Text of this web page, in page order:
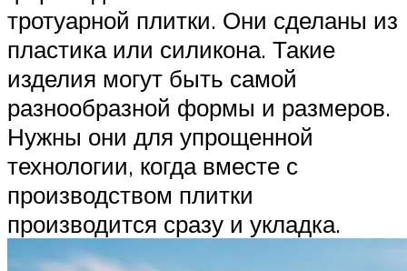
тротуарной плитки. Они сделаны из
пластика или силикона. Такие
изделия могут быть самой
разнообразной формы и размеров.
Нужны они для упрощенной
технологии, когда вместе с
производством плитки
производится сразу и укладка.